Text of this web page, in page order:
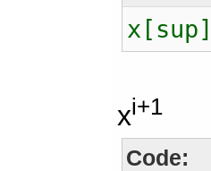
xi+1
Code: